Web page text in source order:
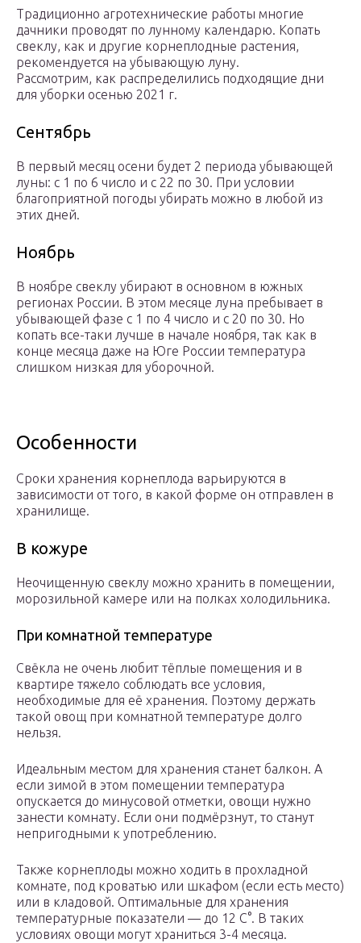
Традиционно агротехнические работы многие
дачники проводят по лунному календарю. Копать
свеклу, как и другие корнеплодные растения,
рекомендуется на убывающую луну.
Рассмотрим, как распределились подходящие дни
для уборки осенью 2021 г.
Сентябрь
В первый месяц осени будет 2 периода убывающей
луны: с 1 по 6 число и с 22 по 30. При условии
благоприятной погоды убирать можно в любой из
этих дней.
Ноябрь
В ноябре свеклу убирают в основном в южных
регионах России. В этом месяце луна пребывает в
убывающей фазе с 1 по 4 число и с 20 по 30. Но
копать все-таки лучше в начале ноября, так как в
конце месяца даже на Юге России температура
слишком низкая для уборочной.
Особенности
Сроки хранения корнеплода варьируются в
зависимости от того, в какой форме он отправлен в
хранилище.
В кожуре
Неочищенную свеклу можно хранить в помещении,
морозильной камере или на полках холодильника.
При комнатной температуре
Свёкла не очень любит тёплые помещения и в
квартире тяжело соблюдать все условия,
необходимые для её хранения. Поэтому держать
такой овощ при комнатной температуре долго
нельзя.
Идеальным местом для хранения станет балкон. А
если зимой в этом помещении температура
опускается до минусовой отметки, овощи нужно
занести комнату. Если они подмёрзнут, то станут
непригодными к употреблению.
Также корнеплоды можно ходить в прохладной
комнате, под кроватью или шкафом (если есть место)
или в кладовой. Оптимальные для хранения
температурные показатели — до 12 C°. В таких
условиях овощи могут храниться 3-4 месяца.